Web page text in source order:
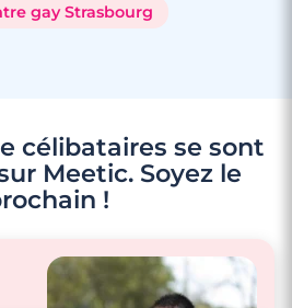
gay Strasbourg
célibataires se sont
Meetic. Soyez le
!